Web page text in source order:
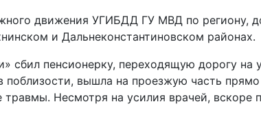
движения УГИБДД ГУ МВД по региону,
и Дальнеконстантиновском районах.
сбил пенсионерку, переходящую дорогу на
вышла на проезжую часть
Несмотря на усилия врачей, вскоре